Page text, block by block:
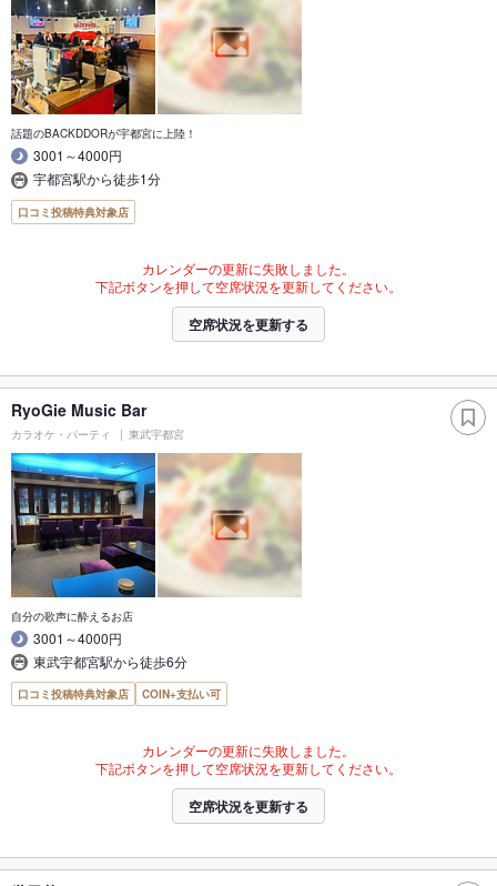
話題のBACKDDORが宇都宮に上陸！
3001～4000円
宇都宮駅から徒歩1分
口コミ投稿特典対象店
カレンダーの更新に失敗しました。
下記ボタンを押して空席状況を更新してください。
空席状況を更新する
RyoGie Music Bar
カラオケ・パーティ 東武宇都宮
自分の歌声に酔えるお店
3001～4000円
東武宇都宮駅から徒歩6分
口コミ投稿特典対象店 COIN+支払い可
カレンダーの更新に失敗しました。
下記ボタンを押して空席状況を更新してください。
空席状況を更新する